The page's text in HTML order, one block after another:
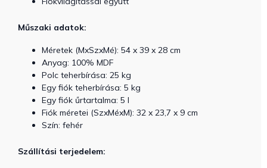
Műszaki adatok:
Méretek (MxSzxMé): 54 x 39 x 28 cm
Anyag: 100% MDF
Polc teherbírása: 25 kg
Egy fiók teherbírása: 5 kg
Egy fiók űrtartalma: 5 l
Fiók méretei (SzxMéxM): 32 x 23,7 x 9 cm
Szín: fehér
Szállítási terjedelem: